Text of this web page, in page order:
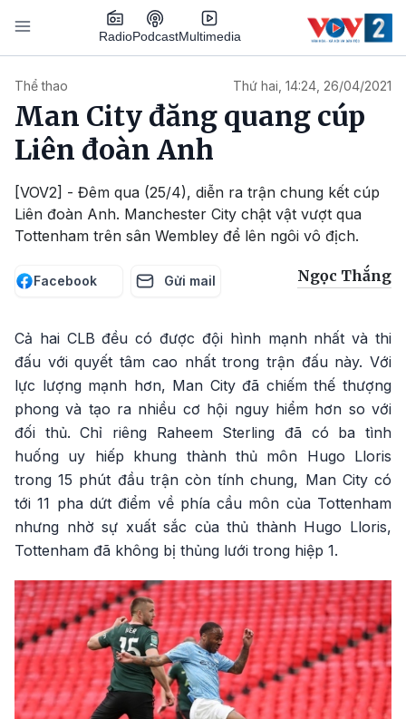
Nhảy đến nội dung
RadioPodcastMultimedia
Thể thao Thứ hai, 14:24, 26/04/2021
Man City đăng quang cúp
Liên đoàn Anh
[VOV2] - Đêm qua (25/4), diễn ra trận chung kết cúp
Liên đoàn Anh. Manchester City chật vật vượt qua
Tottenham trên sân Wembley để lên ngôi vô địch.
Facebook Gửi mail Ngọc Thắng
Cả hai CLB đều có được đội hình mạnh nhất và thi
đấu với quyết tâm cao nhất trong trận đấu này. Với
lực lượng mạnh hơn, Man City đã chiếm thế thượng
phong và tạo ra nhiều cơ hội nguy hiểm hơn so với
đối thủ. Chỉ riêng Raheem Sterling đã có ba tình
huống uy hiếp khung thành thủ môn Hugo Lloris
trong 15 phút đầu trận còn tính chung, Man City có
tới 11 pha dứt điểm về phía cầu môn của Tottenham
nhưng nhờ sự xuất sắc của thủ thành Hugo Lloris,
Tottenham đã không bị thủng lưới trong hiệp 1.